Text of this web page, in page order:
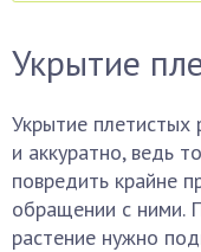
Укрытие
Укрытие
и аккуратно, ведь
повредить крайне
обращении с ними.
растение нужно